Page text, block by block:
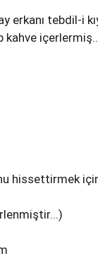
erkanı tebdil-i
kahve içerlermiş..
hissettirmek